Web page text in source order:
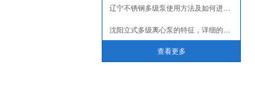
辽宁不锈钢多级泵使用方法及如何进行检修！
沈阳立式多级离心泵的特征，详细的介绍一下
查看更多